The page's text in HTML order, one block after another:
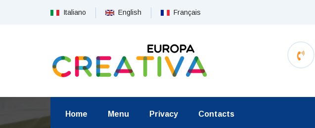
Italiano English Français
Home Menu Privacy Contacts